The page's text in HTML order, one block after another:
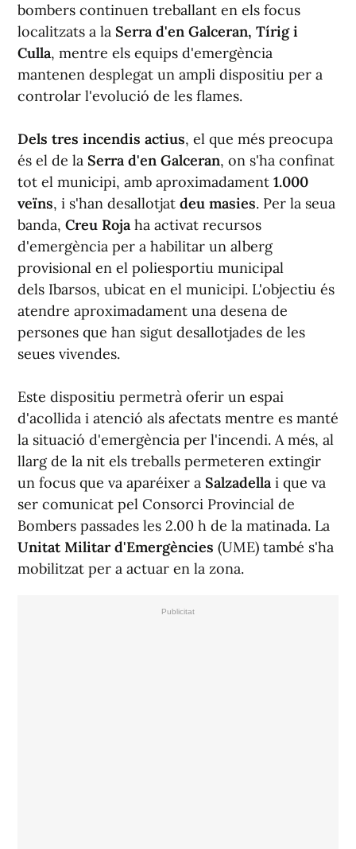
bombers continuen treballant en els focus
localitzats a la Serra d'en Galceran, Tírig i
Culla, mentre els equips d'emergència
mantenen desplegat un ampli dispositiu per a
controlar l'evolució de les flames.
Dels tres incendis actius, el que més preocupa
és el de la Serra d'en Galceran, on s'ha confinat
tot el municipi, amb aproximadament 1.000
veïns, i s'han desallotjat deu masies. Per la seua
banda, Creu Roja ha activat recursos
d'emergència per a habilitar un alberg
provisional en el poliesportiu municipal
dels Ibarsos, ubicat en el municipi. L'objectiu és
atendre aproximadament una desena de
persones que han sigut desallotjades de les
seues vivendes.
Este dispositiu permetrà oferir un espai
d'acollida i atenció als afectats mentre es manté
la situació d'emergència per l'incendi. A més, al
llarg de la nit els treballs permeteren extingir
un focus que va aparéixer a Salzadella i que va
ser comunicat pel Consorci Provincial de
Bombers passades les 2.00 h de la matinada. La
Unitat Militar d'Emergències (UME) també s'ha
mobilitzat per a actuar en la zona.